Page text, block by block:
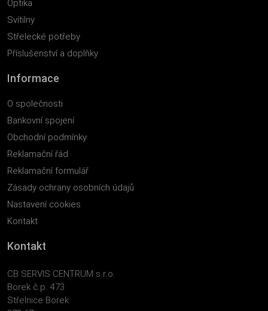
Optika
Svítilny
Střelecké potřeby
Příslušenství a doplňky
Informace
O společnosti
Bankovní spojení
Obchodní podmínky
Reklamační řád
Reklamační formulář
Zásady ochrany osobních údajů
Nastavení cookies
Kontakt
Kontakt
CB SERVIS CENTRUM s.r.o.
Borek č.p. 473
Střelnice Borek